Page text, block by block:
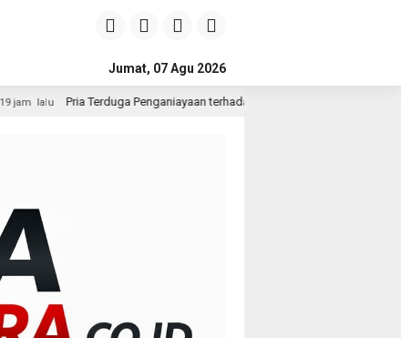
Jumat, 07 Agu 2026
Penganiayaan terhadap Seorang Wanita di Medan Ditangkap Polisi